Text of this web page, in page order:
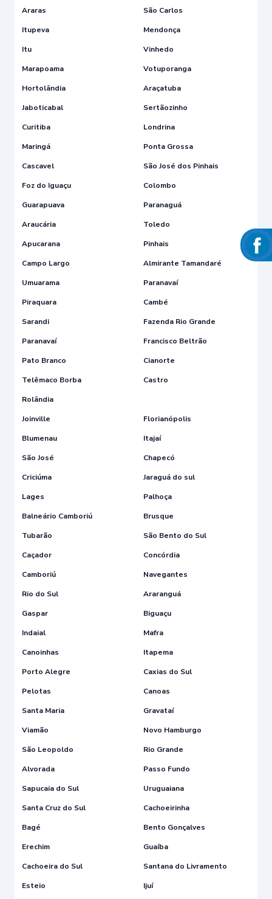
Araras
São Carlos
Itupeva
Mendonça
Itu
Vinhedo
Marapoama
Votuporanga
Hortolândia
Araçatuba
Jaboticabal
Sertãozinho
Curitiba
Londrina
Maringá
Ponta Grossa
Cascavel
São José dos Pinhais
Foz do Iguaçu
Colombo
Guarapuava
Paranaguá
Araucária
Toledo
Apucarana
Pinhais
Campo Largo
Almirante Tamandaré
Umuarama
Paranavaí
Piraquara
Cambé
Sarandi
Fazenda Rio Grande
Paranavaí
Francisco Beltrão
Pato Branco
Cianorte
Telêmaco Borba
Castro
Rolândia
Joinville
Florianópolis
Blumenau
Itajaí
São José
Chapecó
Criciúma
Jaraguá do sul
Lages
Palhoça
Balneário Camboriú
Brusque
Tubarão
São Bento do Sul
Caçador
Concórdia
Camboriú
Navegantes
Rio do Sul
Araranguá
Gaspar
Biguaçu
Indaial
Mafra
Canoinhas
Itapema
Porto Alegre
Caxias do Sul
Pelotas
Canoas
Santa Maria
Gravataí
Viamão
Novo Hamburgo
São Leopoldo
Rio Grande
Alvorada
Passo Fundo
Sapucaia do Sul
Uruguaiana
Santa Cruz do Sul
Cachoeirinha
Bagé
Bento Gonçalves
Erechim
Guaíba
Cachoeira do Sul
Santana do Livramento
Esteio
Ijuí